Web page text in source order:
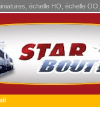
échelle HO, échelle